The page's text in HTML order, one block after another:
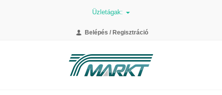
Üzletágak:
Belépés / Regisztráció